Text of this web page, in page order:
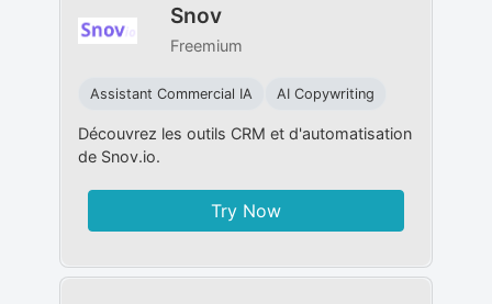
Snov
Freemium
Assistant Commercial IA AI Copywriting
Découvrez les outils CRM et d'automatisation
de Snov.io.
Try Now